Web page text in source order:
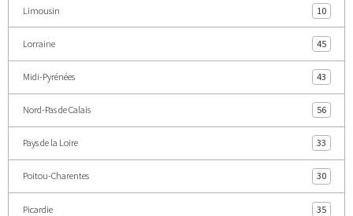
Limousin 10
Lorraine 45
Midi-Pyrénées 43
Nord-Pas de Calais 56
Pays de la Loire 33
Poitou-Charentes 30
Picardie 35